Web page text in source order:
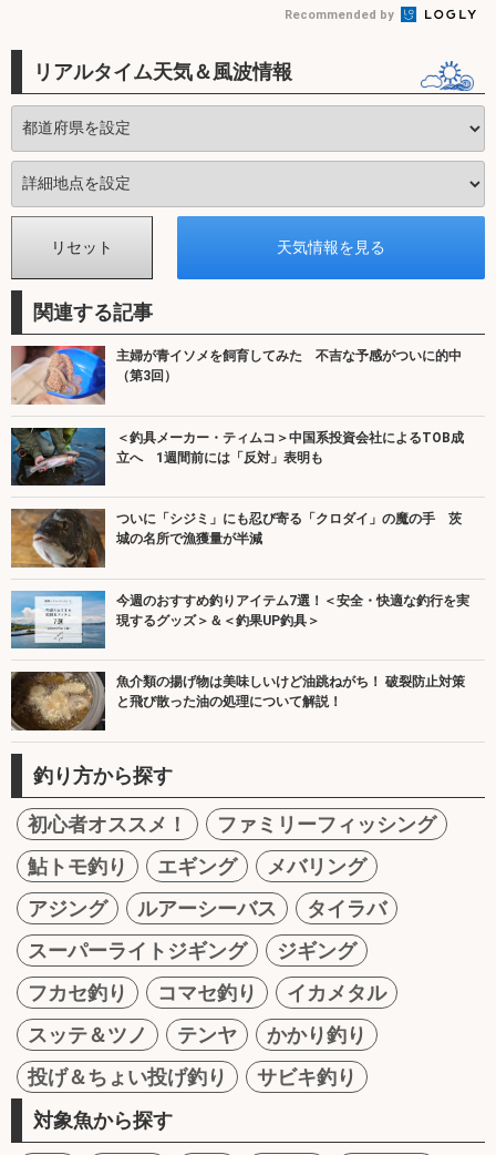
Recommended by
リアルタイム天気＆風波情報
関連する記事
主婦が青イソメを飼育してみた 不吉な予感がついに的中
（第3回）
＜釣具メーカー・ティムコ＞中国系投資会社によるTOB成
立へ 1週間前には「反対」表明も
ついに「シジミ」にも忍び寄る「クロダイ」の魔の手 茨
城の名所で漁獲量が半減
今週のおすすめ釣りアイテム7選！＜安全・快適な釣行を実
現するグッズ＞＆＜釣果UP釣具＞
魚介類の揚げ物は美味しいけど油跳ねがち！ 破裂防止対策
と飛び散った油の処理について解説！
釣り方から探す
初心者オススメ！
ファミリーフィッシング
鮎トモ釣り
エギング
メバリング
アジング
ルアーシーバス
タイラバ
スーパーライトジギング
ジギング
フカセ釣り
コマセ釣り
イカメタル
スッテ＆ツノ
テンヤ
かかり釣り
投げ＆ちょい投げ釣り
サビキ釣り
対象魚から探す